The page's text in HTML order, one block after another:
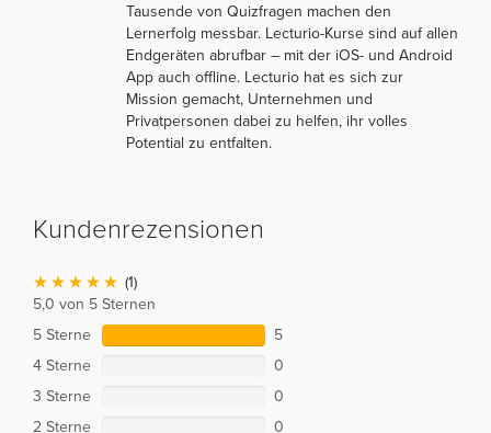
Tausende von Quizfragen machen den
Lernerfolg messbar. Lecturio-Kurse sind auf allen
Endgeräten abrufbar – mit der iOS- und Android
App auch offline. Lecturio hat es sich zur
Mission gemacht, Unternehmen und
Privatpersonen dabei zu helfen, ihr volles
Potential zu entfalten.
Kundenrezensionen
(1)
5,0 von 5 Sternen
5 Sterne
5
4 Sterne
0
3 Sterne
0
2 Sterne
0